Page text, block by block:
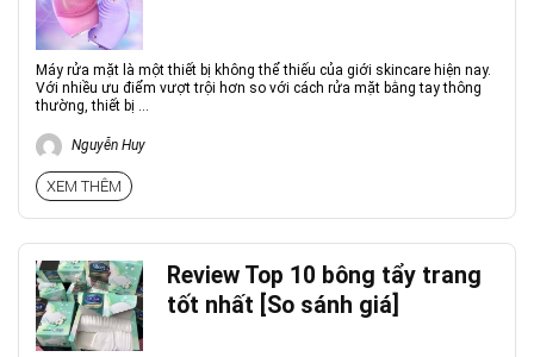
Máy rửa mặt là một thiết bị không thể thiếu của giới skincare hiện nay.
Với nhiều ưu điểm vượt trội hơn so với cách rửa mặt bằng tay thông
thường, thiết bị ...
Nguyễn Huy
XEM THÊM
Review Top 10 bông tẩy trang
tốt nhất [So sánh giá]